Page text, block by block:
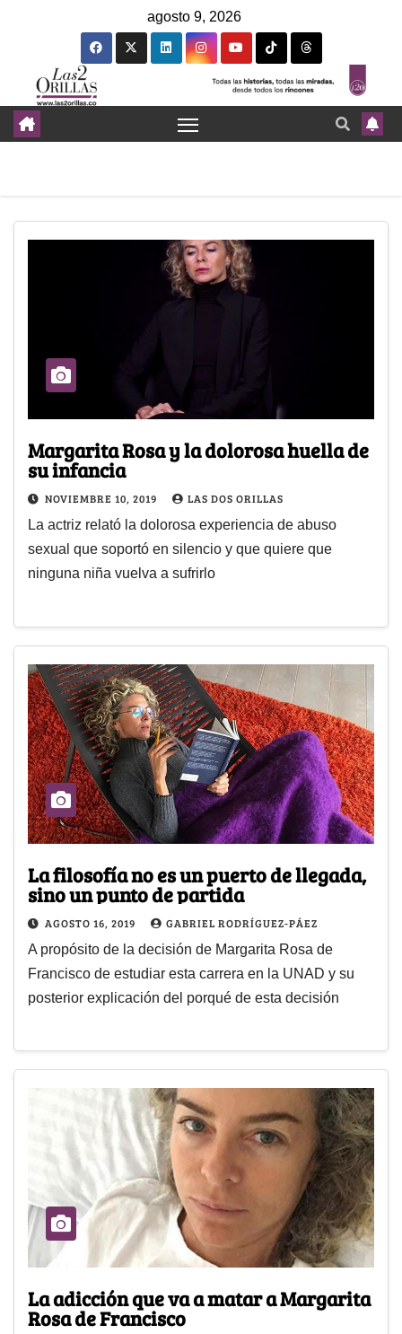
agosto 9, 2026
Margarita Rosa y la dolorosa huella de
su infancia
NOVIEMBRE 10, 2019 LAS DOS ORILLAS
La actriz relató la dolorosa experiencia de abuso
sexual que soportó en silencio y que quiere que
ninguna niña vuelva a sufrirlo
La filosofía no es un puerto de llegada,
sino un punto de partida
AGOSTO 16, 2019 GABRIEL RODRÍGUEZ-PÁEZ
A propósito de la decisión de Margarita Rosa de
Francisco de estudiar esta carrera en la UNAD y su
posterior explicación del porqué de esta decisión
La adicción que va a matar a Margarita
Rosa de Francisco